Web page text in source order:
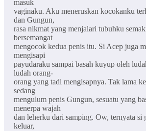
masuk
vaginaku. Aku meneruskan kocokanku
dan Gungun,
rasa nikmat yang menjalari tubuhku
bersemangat
mengocok kedua penis itu. Si Acep juga
mengisapi
payudaraku sampai basah kuyup oleh
ludah orang-
orang yang tadi mengisapnya. Tak lama
sedang
mengulum penis Gungun, sesuatu yang
menerpa wajah
dan leherku dari samping. Ow, ternyata si
keluar,